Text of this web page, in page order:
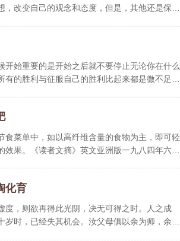
改变自己的观念和态度，但是，其他还是保持
始重要的是开始之后就不要停止无论你在什么
的胜利与征服自己的胜利比起来都是微不足道
食菜单中，如以高纤维含量的食物为主，即可轻
果。《读者文摘》英文亚洲版一九八四年六月
化育
度，则欲再得此光阴，决无可得之时。人之成
时，已经失其机会。汝父母俱以余为师，余于